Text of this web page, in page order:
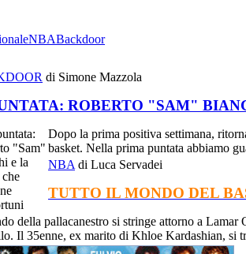
NBABackdoor
di Simone Mazzola
ROBERTO "SAM"
Dopo la prima positiva settimana,
basket. Nella prima puntata abbiamo
NBA di Luca Servadei
TUTTO IL MONDO DEL
della pallacanestro si stringe attorno a
Il 35enne, ex marito di Khloe Kardashian, si